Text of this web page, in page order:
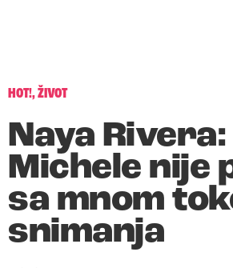
HOT!,ŽIVOT
Naya Rivera:
Michele nije
sa mnom
snimanja